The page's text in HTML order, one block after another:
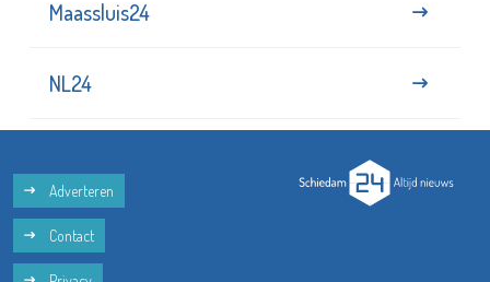
Maassluis24
NL24
Adverteren
Contact